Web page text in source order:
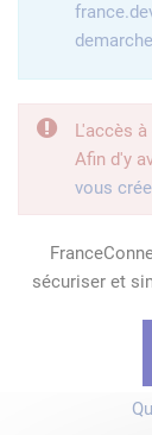
L'accès
Afin d'y
vous
sécuriser et